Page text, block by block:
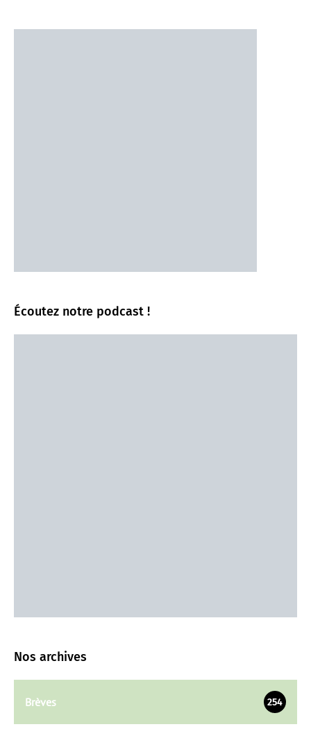
Écoutez notre podcast !
Nos archives
Brèves 254